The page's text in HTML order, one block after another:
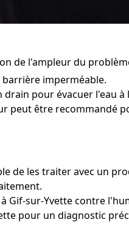
de l'ampleur du
imperméable.
pour évacuer l'eau à
peut être recommandé
de les traiter avec un
sur-Yvette contre
pour un diagnostic